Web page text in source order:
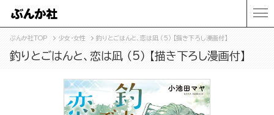
ぶんか社TOP 少女・女性 釣りとごはんと、恋は凪 （5） 【描き下ろし漫画付】
釣りとごはんと、恋は凪 （5） 【描き下ろし漫画付】